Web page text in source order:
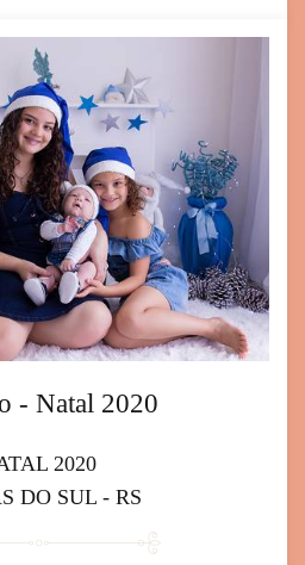
- Natal 2020
2020
DO SUL - RS